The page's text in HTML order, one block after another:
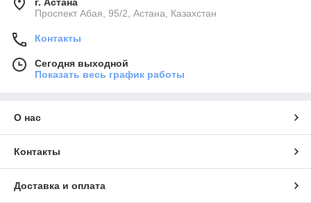
​Проспект Абая, 95/2, Астана, Казахстан
Контакты
Сегодня выходной
Показать весь график работы
О нас
Контакты
Доставка и оплата